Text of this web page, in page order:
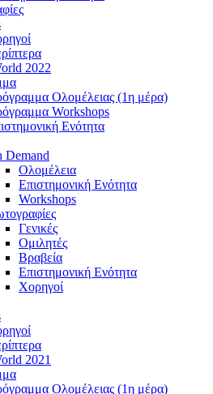
2022
Ολομέλειας (1η μέρα)
Workshops
Ενότητα
Demand
Ολομέλεια
Επιστημονική Ενότητα
Workshops
Γενικές
Ομιλητές
Βραβεία
Επιστημονική Ενότητα
Χορηγοί
2021
Ολομέλειας (1η μέρα)